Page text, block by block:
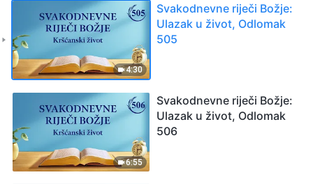
4:30
Svakodnevne riječi Božje:
Ulazak u život, Odlomak
505
6:55
Svakodnevne riječi Božje:
Ulazak u život, Odlomak
506